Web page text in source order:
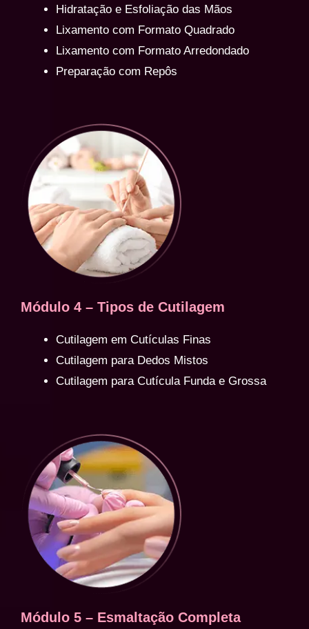
Hidratação e Esfoliação das Mãos
Lixamento com Formato Quadrado
Lixamento com Formato Arredondado
Preparação com Repôs
Módulo 4 – Tipos de Cutilagem
Cutilagem em Cutículas Finas
Cutilagem para Dedos Mistos
Cutilagem para Cutícula Funda e Grossa
Módulo 5 – Esmaltação Completa